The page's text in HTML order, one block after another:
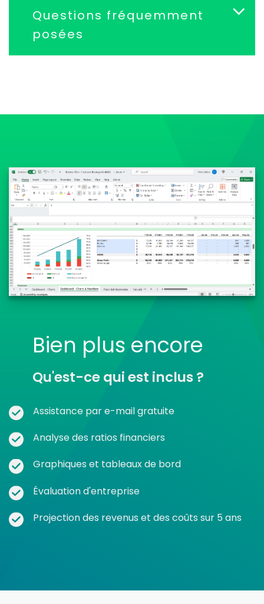
Questions fréquemment
posées
Bien plus encore
Qu'est-ce qui est inclus ?
Assistance par e-mail gratuite
Analyse des ratios financiers
Graphiques et tableaux de bord
Évaluation d'entreprise
Projection des revenus et des coûts sur 5 ans